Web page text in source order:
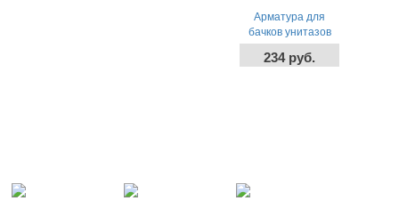
Арматура для
бачков унитазов
ИНКОЭР И - СБ1-
Бпд-А-В (25-№4)
234 руб.